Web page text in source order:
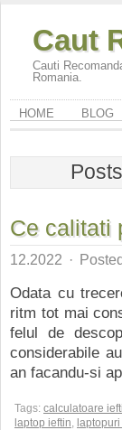
Caut
Cauti
Romania.
HOME BLOG
Ce calitati
12.2022 ·
Odata cu
ritm tot mai
felul de
considerabile
an facandu-si
Tags: calculatoare
laptop ieftin,